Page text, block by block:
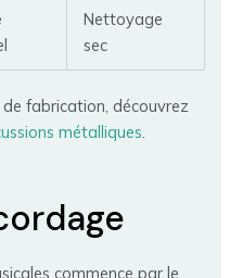
Nettoyage
sec
fabrication, découvrez
métalliques.
commence par le